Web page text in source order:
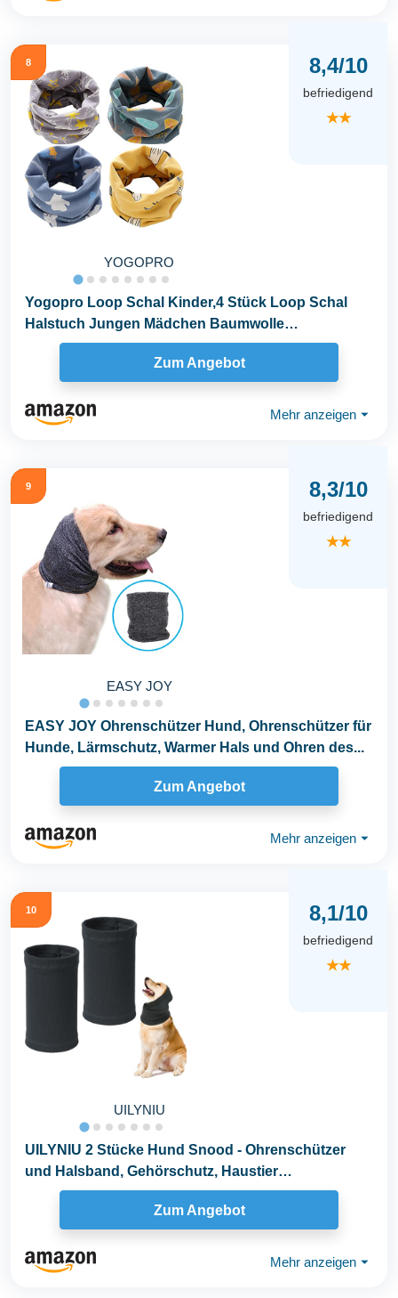
8
YOGOPRO
8,4/10
befriedigend
★★
Yogopro Loop Schal Kinder,4 Stück Loop Schal
Halstuch Jungen Mädchen Baumwolle
Schlauchschal...
Zum Angebot
Mehr anzeigen ⏷
9
EASY JOY
8,3/10
befriedigend
★★
EASY JOY Ohrenschützer Hund, Ohrenschützer für
Hunde, Lärmschutz, Warmer Hals und Ohren des...
Zum Angebot
Mehr anzeigen ⏷
10
UILYNIU
8,1/10
befriedigend
★★
UILYNIU 2 Stücke Hund Snood - Ohrenschützer
und Halsband, Gehörschutz, Haustier
Ohrenklappe...
Zum Angebot
Mehr anzeigen ⏷